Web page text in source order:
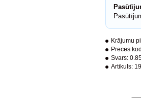
Krājumu
Preces
Svars:
Artikuls: